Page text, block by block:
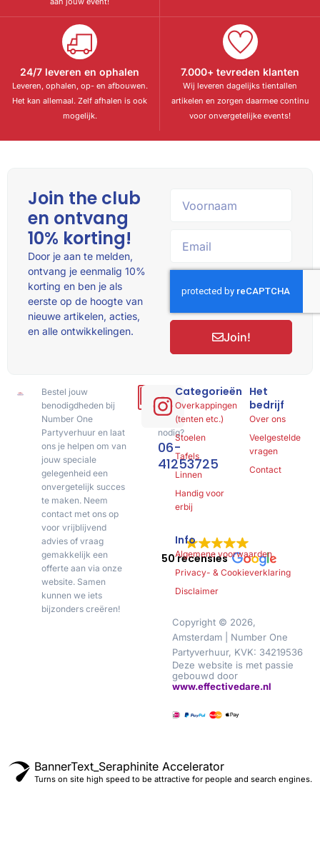
24/7 leveren en ophalen
Leveren, ophalen, op- en afbouwen.
Het kan allemaal. Zelf afhalen is ook
mogelijk.
7.000+ tevreden klanten
Wij leveren dagelijks tientallen
artikelen en zorgen daarmee continu
voor onvergetelijke events!
Bestel jouw
benodigdheden bij
Number One
Partyverhuur en laat
ons je helpen om van
jouw speciale
gelegenheid een
onvergetelijk succes
te maken. Neem
contact met ons op
voor vrijblijvend
advies of vraag
gemakkelijk een
offerte aan via onze
website. Samen
kunnen we iets
bijzonders creëren!
Hulp
of
advies
nodig?
06-
41253725
50 recensies
Categorieën
Overkappingen
(tenten etc.)
Stoelen
Tafels
Linnen
Handig voor
erbij
Het
bedrijf
Over ons
Veelgestelde
vragen
Contact
Info
Algemene voorwaarden
Privacy- & Cookieverklaring
Disclaimer
Copyright © 2026,
Amsterdam | Number One
Partyverhuur, KVK: 34219536
Deze website is met passie
gebouwd door
www.effectivedare.nl
Join the club
en ontvang
10% korting!
Door je aan te melden,
ontvang je eenmalig 10%
korting en ben je als
eerste op de hoogte van
nieuwe artikelen, acties,
en alle ontwikkelingen.
Join!
BannerText_Seraphinite Accelerator
Turns on site high speed to be attractive for people and search engines.